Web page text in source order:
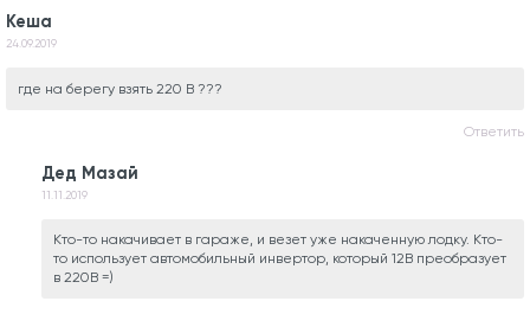
Кеша
24.09.2019
где на берегу взять 220 В ???
Ответить
Дед Мазай
11.11.2019
Кто-то накачивает в гараже, и везет уже накаченную лодку. Кто-
то использует автомобильный инвертор, который 12В преобразует
в 220В =)